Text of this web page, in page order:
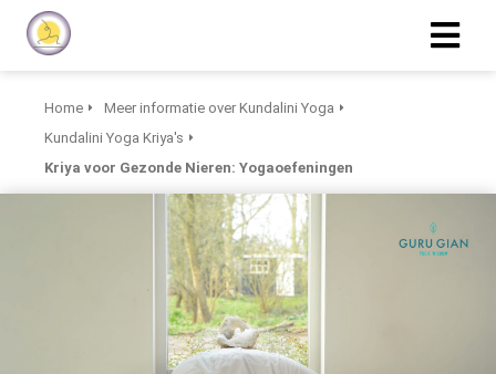
Home
Meer informatie over Kundalini Yoga
Kundalini Yoga Kriya's
Kriya voor Gezonde Nieren: Yogaoefeningen